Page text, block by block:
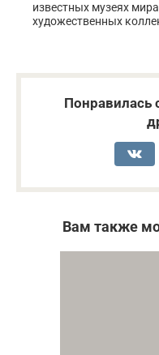
известных музеях
художественных
Понравилась
Вам также